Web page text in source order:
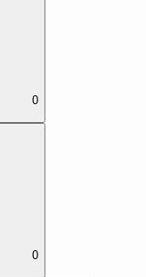
0
0